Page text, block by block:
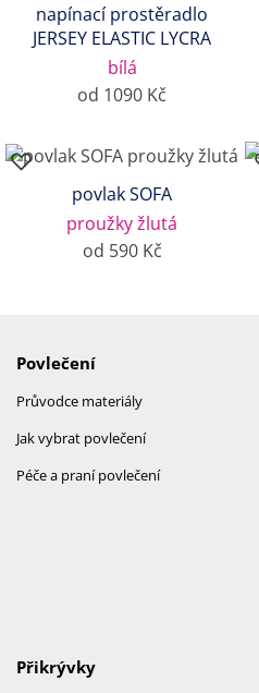
napínací prostěradlo
JERSEY ELASTIC LYCRA
bílá
od 1090 Kč
povlak SOFA
proužky žlutá
od 590 Kč
Povlečení
Průvodce materiály
Jak vybrat povlečení
Péče a praní povlečení
Přikrývky